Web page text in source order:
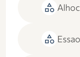
category
category